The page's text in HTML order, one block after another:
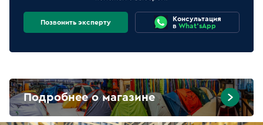
Позвонить эксперту
Консультация
в What'sApp
Подробнее о магазине